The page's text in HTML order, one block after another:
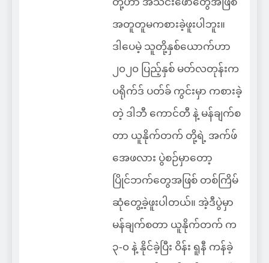
တို့ဟာ အသင်းဖော်တွေအဖြစ်
အတူတူမကစားခဲ့ဖူးပါဘူး။
ဒါပေမဲ့ သူတို့နှစ်ယောက်ဟာ
၂၀၂၀ ပြည့်နှစ် မတ်လတုန်းက
ပရိုက်ဒ် ပတ်ခ် ကွင်းမှာ ကစားခဲ့
တဲ့ ဒါဘီ ကောင်တီ နဲ့ မန်ချက်စ
တာ ယူနိုက်တက် တို့ရဲ့ အက်ဖ်
အေဖလား ပွဲစဉ်မှာတော့
ပြိုင်ဘက်တွေအဖြစ် တစ်ကြိမ်
ဆုံတွေ့ခဲ့ဖူးပါတယ်။ အဲ့ဒီပွဲမှာ
မန်ချက်စတာ ယူနိုက်တက် က
၃-၀ နဲ့ နိုင်ခဲ့ပြီး ဝိန်း ရူနီ ကန်ခဲ့